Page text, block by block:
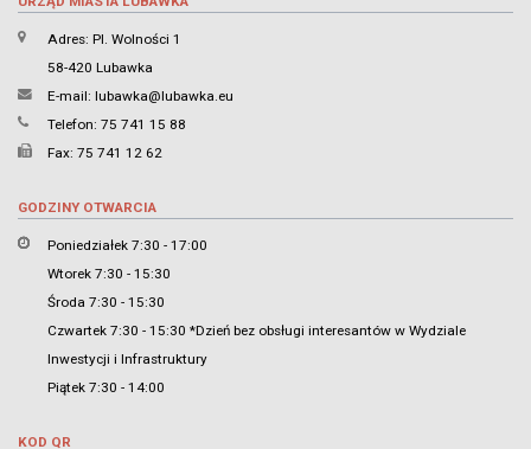
Adres: Pl. Wolności 1
58-420 Lubawka
E-mail: lubawka@lubawka.eu
Telefon: 75 741 15 88
Fax: 75 741 12 62
GODZINY OTWARCIA
Poniedziałek 7:30 - 17:00
Wtorek 7:30 - 15:30
Środa 7:30 - 15:30
Czwartek 7:30 - 15:30 *Dzień bez obsługi interesantów w Wydziale
Inwestycji i Infrastruktury
Piątek 7:30 - 14:00
KOD QR